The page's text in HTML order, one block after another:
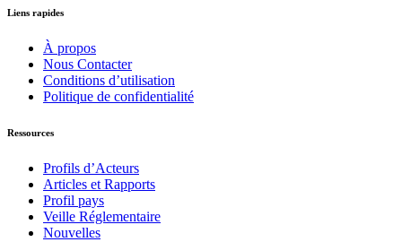
Liens rapides
À propos
Nous Contacter
Conditions d’utilisation
Politique de confidentialité
Ressources
Profils d’Acteurs
Articles et Rapports
Profil pays
Veille Réglementaire
Nouvelles